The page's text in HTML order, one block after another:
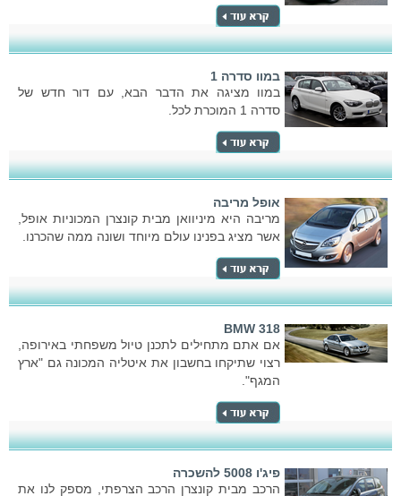
במוו סדרה 1
במוו מציגה את הדבר הבא, עם דור חדש של
סדרה 1 המוכרת לכל.
אופל מריבה
מריבה היא מיניוואן מבית קונצרן המכוניות אופל,
אשר מציג בפנינו עולם מיוחד ושונה ממה שהכרנו.
BMW 318
אם אתם מתחילים לתכנן טיול משפחתי באירופה,
רצוי שתיקחו בחשבון את איטליה המכונה גם "ארץ
המגף".
פיג'ו 5008 להשכרה
הרכב מבית קונצרן הרכב הצרפתי, מספק לנו את